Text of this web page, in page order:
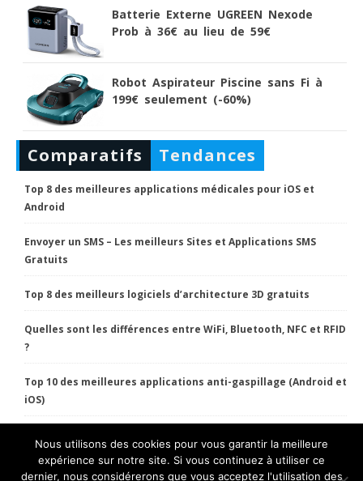
Batterie Externe UGREEN Nexode
Prob à 36€ au lieu de 59€
Robot Aspirateur Piscine sans Fi à
199€ seulement (-60%)
Comparatifs Tendances
Top 8 des meilleures applications médicales pour iOS et
Android
Envoyer un SMS – Les meilleurs Sites et Applications SMS
Gratuits
Top 8 des meilleurs logiciels d’architecture 3D gratuits
Quelles sont les différences entre WiFi, Bluetooth, NFC et RFID
?
Top 10 des meilleures applications anti-gaspillage (Android et
iOS)
HT Pratique Copyright 2022 Tous droits réservés.
Nous utilisons des cookies pour vous garantir la meilleure
expérience sur notre site. Si vous continuez à utiliser ce
dernier, nous considérerons que vous acceptez l'utilisation des